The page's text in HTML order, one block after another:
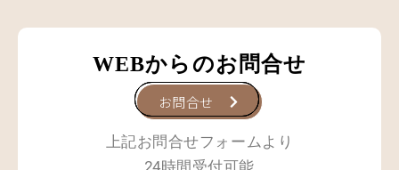
WEBからのお問合せ
お問合せ
上記お問合せフォームより